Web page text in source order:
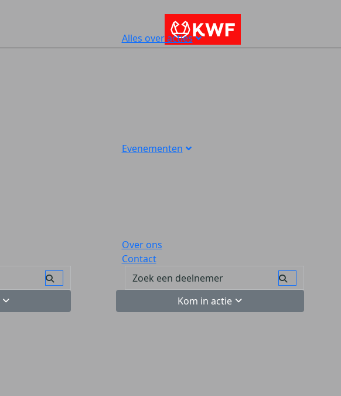
Alles over acties
Evenementen
Over ons
Contact
Kom in actie